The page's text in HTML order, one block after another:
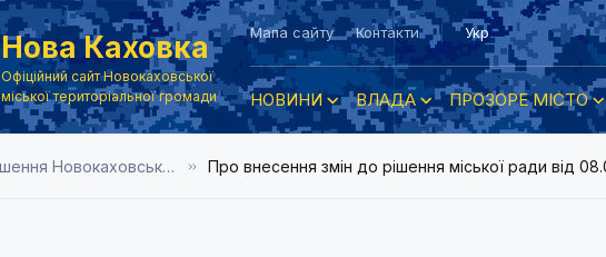
Нова Каховка
Офіційний сайт Новокаховської
міської територіальної громади
Мапа сайту Контакти Укр
НОВИНИ ВЛАДА ПРОЗОРЕ МІСТО
Рішення Новокаховської міської ради 2014 рік Про внесення змін до рішення міської ради від